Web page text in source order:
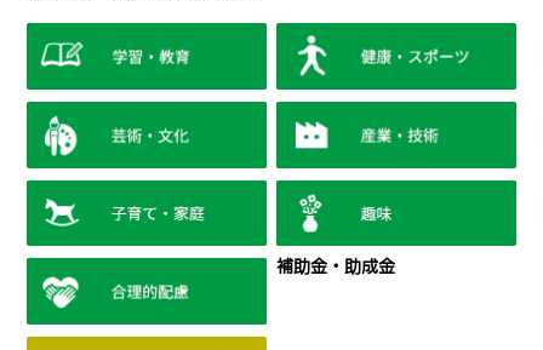
補助金・助成金